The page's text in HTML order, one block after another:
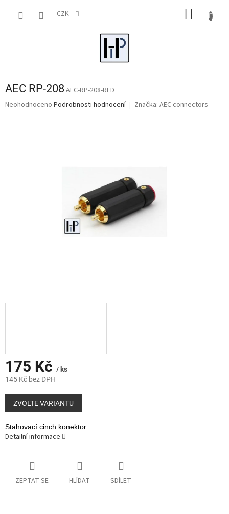
CZK
AEC RP-208AEC-RP-208-RED
Průměrné
Neohodnoceno Podrobnosti hodnocení Značka: AEC connectors
175 Kč / ks
145 Kč bez DPH
Měrná
cena:
ZVOLTE VARIANTU
Stahovací cinch konektor
Detailní informace
ZEPTAT SE HLÍDAT SDÍLET